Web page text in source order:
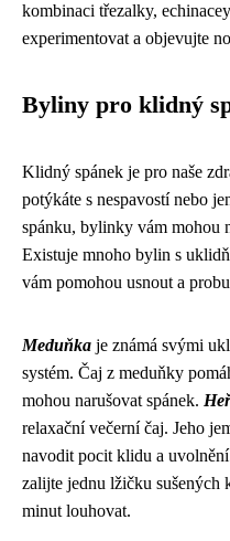
kombinaci třezalky,
experimentovat a objevujte
Byliny pro klidný
Klidný spánek je pro naše
potýkáte s nespavostí nebo
spánku, bylinky vám mohou
Existuje mnoho bylin s
vám pomohou usnout a
Meduňka je známá svými
systém. Čaj z meduňky
mohou narušovat spánek.
relaxační večerní čaj. Jeho
navodit pocit klidu a
zalijte jednu lžičku sušených
minut louhovat.